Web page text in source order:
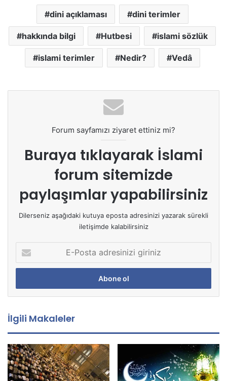
dini açıklaması dini terimler
hakkında bilgi Hutbesi islami sözlük
islami terimler Nedir? Vedâ
Forum sayfamızı ziyaret ettiniz mi?
Buraya tıklayarak İslami
forum sitemizde
paylaşımlar yapabilirsiniz
Dilerseniz aşağıdaki kutuya eposta adresinizi yazarak sürekli
iletişimde kalabilirsiniz
P
s
a
d
r
e
s
i
İlgili Makaleler